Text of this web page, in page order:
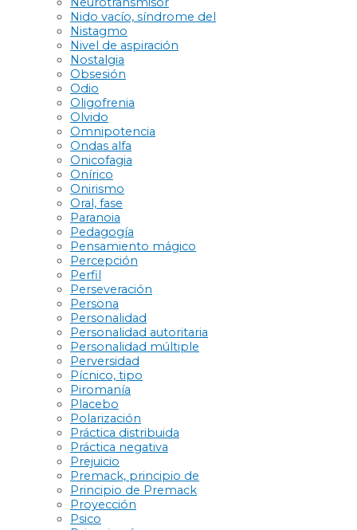
Nido vacío, síndrome del
Nistagmo
Nivel de aspiración
Nostalgia
Obsesión
Odio
Oligofrenia
Olvido
Omnipotencia
Ondas alfa
Onicofagia
Onírico
Onirismo
Oral, fase
Paranoia
Pedagogía
Pensamiento mágico
Percepción
Perfil
Perseveración
Persona
Personalidad
Personalidad autoritaria
Personalidad múltiple
Perversidad
Pícnico, tipo
Piromanía
Placebo
Polarización
Práctica distribuida
Práctica negativa
Prejuicio
Premack, principio de
Principio de Premack
Proyección
Psico